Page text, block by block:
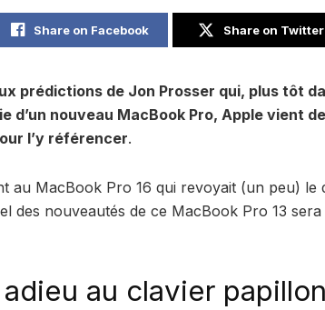
Share on Facebook Share on Twitter
prédictions de Jon Prosser qui, plus tôt
d’un nouveau MacBook Pro, Apple vient
l’y référencer.
au MacBook Pro 16 qui revoyait (un peu) le
des nouveautés de ce MacBook Pro 13
au clavier papillon